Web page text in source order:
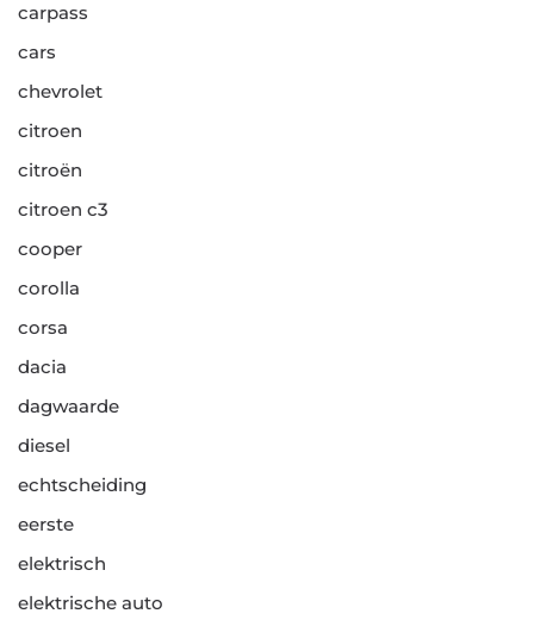
carpass
cars
chevrolet
citroen
citroën
citroen c3
cooper
corolla
corsa
dacia
dagwaarde
diesel
echtscheiding
eerste
elektrisch
elektrische auto